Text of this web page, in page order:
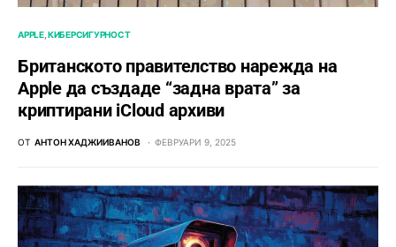
APPLE КИБЕРСИГУРНОСТ
Британското правителство нарежда на
Apple да създаде “задна врата” за
криптирани iCloud архиви
ОТ АНТОН ХАДЖИИВАНОВ ФЕВРУАРИ 9, 2025